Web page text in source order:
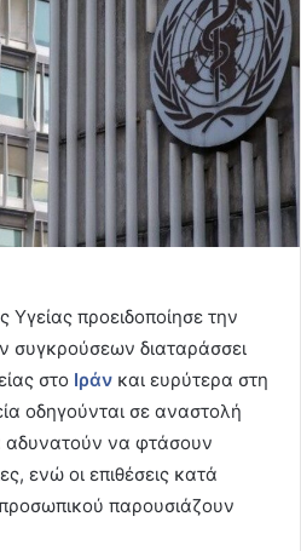
προειδοποίησε την
συγκρούσεων διαταράσσει
στο Ιράν και ευρύτερα στη
οδηγούνται σε αναστολή
αδυνατούν να φτάσουν
ενώ οι επιθέσεις κατά
παρουσιάζουν